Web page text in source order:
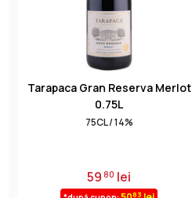
Tarapaca Gran Reserva Merlot
0.75L
75CL / 14%
5980 lei
83